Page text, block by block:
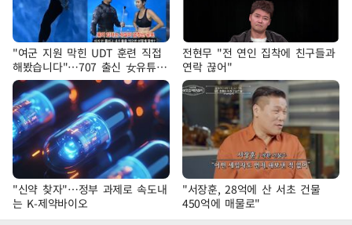
"여군 지원 막힌 UDT 훈련 직접
해봤습니다"…707 출신 女유튜버
'완벽 소화'
전현무 "전 연인 집착에 친구들과
연락 끊어"
"신약 찾자"…정부 과제로 속도내
는 K-제약바이오
"서장훈, 28억에 산 서초 건물
450억에 매물로"